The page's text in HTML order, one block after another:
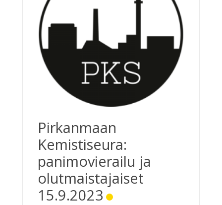
Pirkanmaan
Kemistiseura:
panimovierailu ja
olutmaistajaiset
15.9.2023